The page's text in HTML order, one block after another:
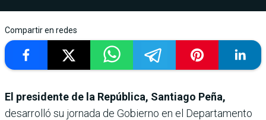
Compartir en redes
El presidente de la República, Santiago Peña,
desarrolló su jornada de Gobierno en el Departamento